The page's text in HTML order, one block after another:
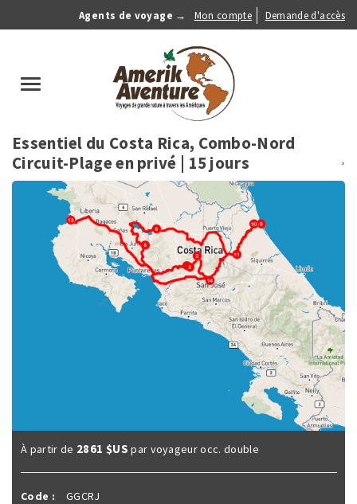
Agents de voyage →
Anonymous
Menu
Mon compte Demande d'accès
Toggle
Essentiel du Costa Rica, Combo-Nord
Circuit-Plage en privé | 15 jours
À partir de 2861 $US par voyageur occ. double
Code :
GGCRJ